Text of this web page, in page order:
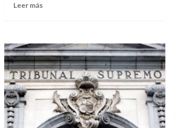
Leer más